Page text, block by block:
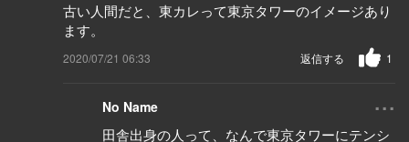
古い人間だと、東カレって東京タワーのイメージあり
ます。
2020/07/21 06:33 1
返信する
No Name ...
田舎出身の人って、なんで東京タワーにテンシ